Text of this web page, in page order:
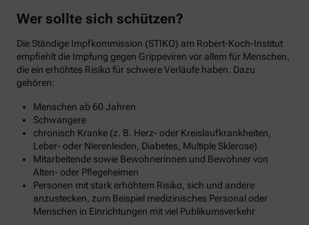
Wer sollte sich schützen?
Die Ständige Impfkommission (STIKO) am Robert-Koch-Institut
empfiehlt die Impfung gegen Grippeviren vor allem für Menschen,
die ein erhöhtes Risiko für schwere Verläufe haben. Dazu
gehören:
Menschen ab 60 Jahren
Schwangere
chronisch Kranke (z. B. Herz- oder Kreislaufkrankheiten,
Leber- oder Nierenleiden, Diabetes, Multiple Sklerose)
Mitarbeitende sowie Bewohnerinnen und Bewohner von
Alten- oder Pflegeheimen
Personen mit stark erhöhtem Risiko, sich und andere
anzustecken, zum Beispiel medizinisches Personal oder
Menschen in Einrichtungen mit viel Publikumsverkehr